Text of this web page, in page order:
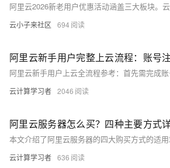
云小子来社区 694
云计算学习者 2046
云计算学习者 636